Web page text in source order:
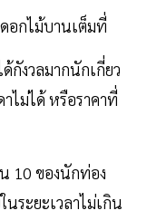
อกไม้บานเต็มที่
กังวลมากนักเกี่ยว
ไม่ได้ หรือราคาที่
10 ของนักท่อง
ระยะเวลาไม่เกิน